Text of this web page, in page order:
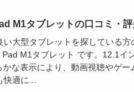
M1タブレットの口コミ・評
い大型タブレットを探している
M1タブレット です。12.1イ
かな表示により、動画視聴やゲ
適に...